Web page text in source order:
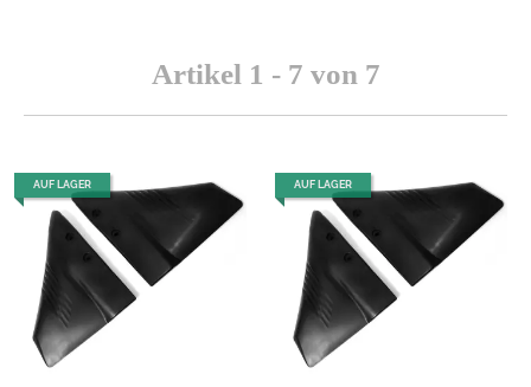
Artikel 1 - 7 von 7
AUF LAGER AUF LAGER